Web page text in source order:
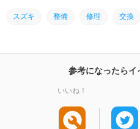
スズキ 整備 修理 交換
参考になったらイ
いいね！